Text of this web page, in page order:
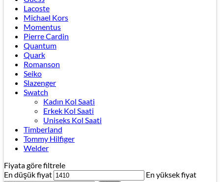
Lacoste
Michael Kors
Momentus
Pierre Cardin
Quantum
Quark
Romanson
Seiko
Slazenger
Swatch
Kadın Kol Saati
Erkek Kol Saati
Uniseks Kol Saati
Timberland
Tommy Hilfiger
Welder
Fiyata göre filtrele
En düşük fiyat
En yüksek fiyat